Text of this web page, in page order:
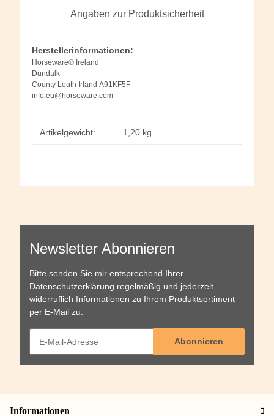
Angaben zur Produktsicherheit
Herstellerinformationen:
Horseware® Ireland
Dundalk
County Louth Irland A91KF5F
info.eu@horseware.com
Artikelgewicht: 1,20 kg
Newsletter Abonnieren
Bitte senden Sie mir entsprechend Ihrer
Datenschutzerklärung regelmäßig und jederzeit
widerruflich Informationen zu Ihrem Produktsortiment
per E-Mail zu.
Abonnieren
Informationen